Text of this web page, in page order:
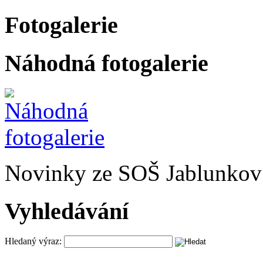
Fotogalerie
Náhodná fotogalerie
Novinky ze SOŠ
Vyhledávání
Hledaný výraz: